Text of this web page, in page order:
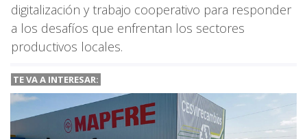
digitalización y trabajo cooperativo para responder
a los desafíos que enfrentan los sectores
productivos locales.
TE VA A INTERESAR: